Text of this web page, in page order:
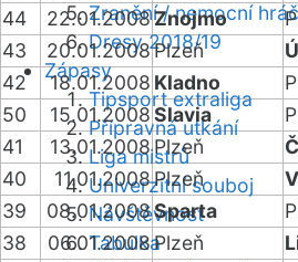
Zranění / nemocní
Dresy 2018/19
Zápasy
Tipsport extraliga
Přípravná utkání
Liga mistrů
Univerzitní souboj
Návštěvnost
Tabulka
44
22.01.2008Znojmo
43
20.01.2008Plzeň
42
18.01.2008 Kladno
50
15.01.2008Slavia
41
13.01.2008 Plzeň
40
11.01.2008Plzeň
39
08.01.2008Sparta
38
06.01.2008Plzeň